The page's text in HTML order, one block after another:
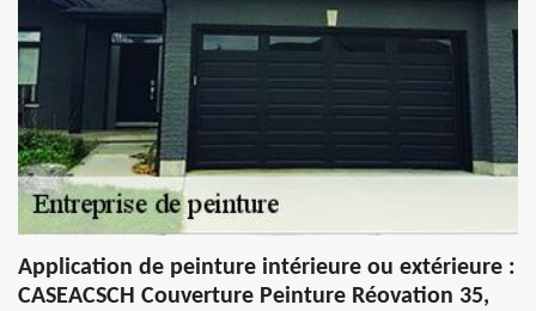
Application de peinture intérieure ou extérieure :
CASEACSCH Couverture Peinture Réovation 35,